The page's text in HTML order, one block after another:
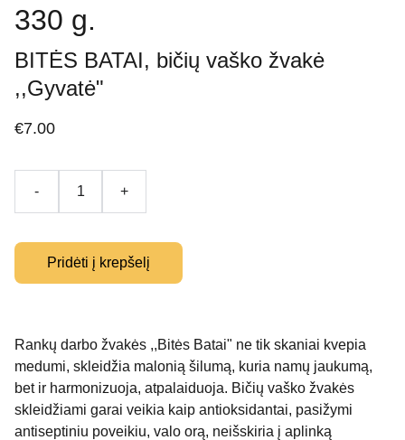
330 g.
BITĖS BATAI, bičių vaško žvakė
,,Gyvatė"
€7.00
- +
Pridėti į krepšelį
Rankų darbo žvakės ,,Bitės Batai" ne tik skaniai kvepia
medumi, skleidžia malonią šilumą, kuria namų jaukumą,
bet ir harmonizuoja, atpalaiduoja. Bičių vaško žvakės
skleidžiami garai veikia kaip antioksidantai, pasižymi
antiseptiniu poveikiu, valo orą, neišskiria į aplinką